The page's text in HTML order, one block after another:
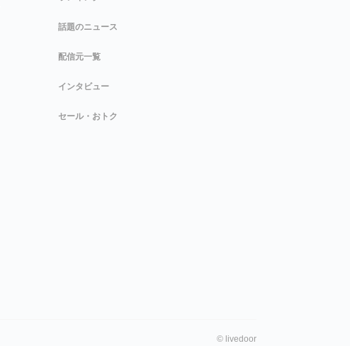
話題のニュース
配信元一覧
インタビュー
セール・おトク
© livedoor